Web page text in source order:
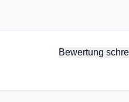
Bewertung